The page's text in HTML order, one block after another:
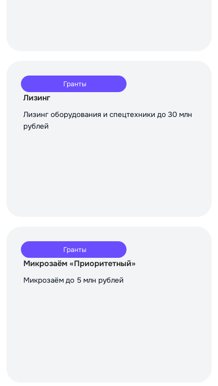
Гранты
Лизинг
Лизинг оборудования и спецтехники до 30 млн
рублей
Гранты
Микрозаём «Приоритетный»
Микрозаём до 5 млн рублей